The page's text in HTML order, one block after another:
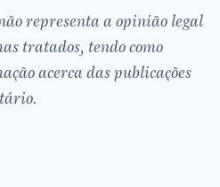
representa a opinião legal
tratados, tendo como
acerca das publicações